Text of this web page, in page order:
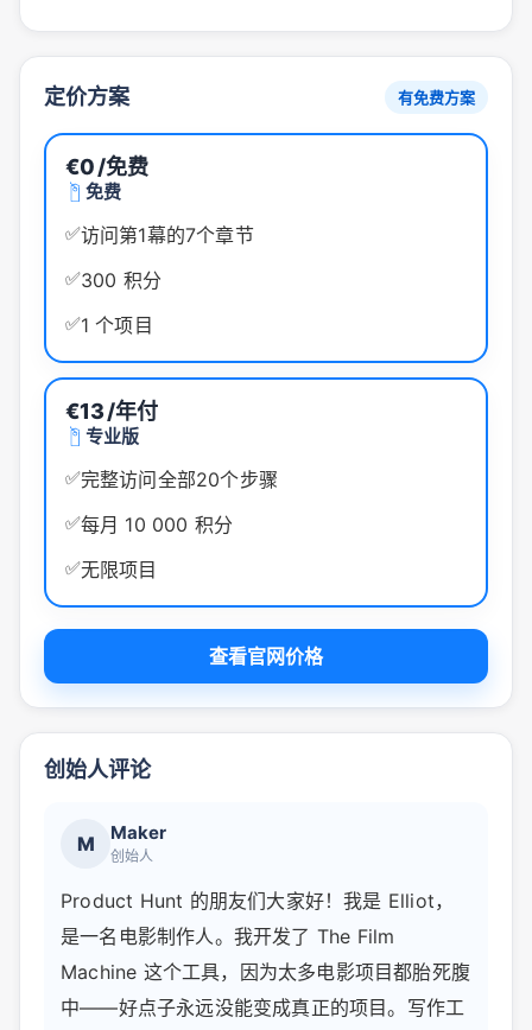
定价方案 有免费方案
€0/免费
免费
✅访问第1幕的7个章节
✅300 积分
✅1 个项目
€13/年付
专业版
✅完整访问全部20个步骤
✅每月 10 000 积分
✅无限项目
查看官网价格
创始人评论
M Maker
创始人
Product Hunt 的朋友们大家好！我是 Elliot，
是一名电影制作人。我开发了 The Film
Machine 这个工具，因为太多电影项目都胎死腹
中——好点子永远没能变成真正的项目。写作工